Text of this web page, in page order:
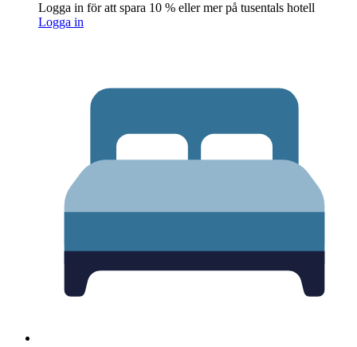
Logga in för att spara 10 % eller mer på tusentals hotell
Logga in